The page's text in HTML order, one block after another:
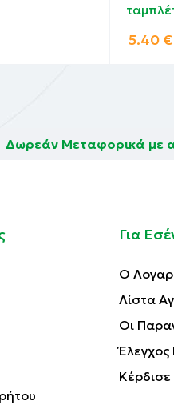
5.40 €
Δωρεάν Μεταφορικά με
Για
Ο
Λίστα
Οι
Έλεγχος